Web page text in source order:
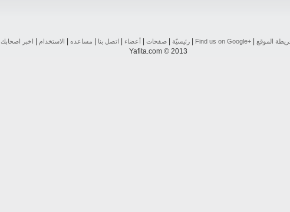
الموقع Find us on ‪Google+‬‏ رئيسيّة صفحات أعضاء اتصل بنا مساعده الاستخدام اخبر اصحابك
Yafita.com © 2013